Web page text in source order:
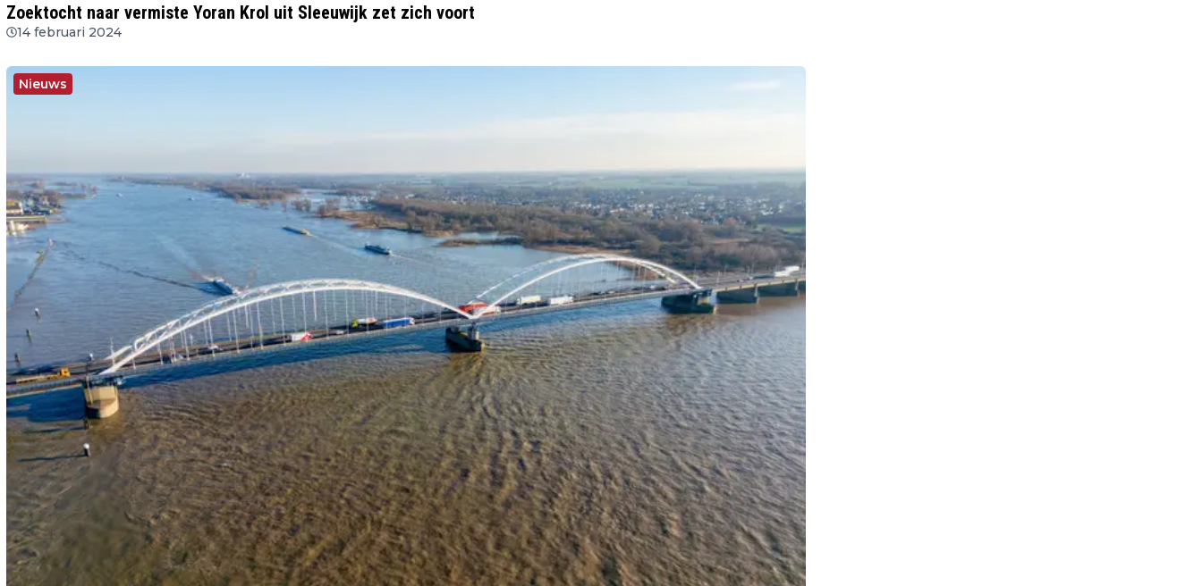
Zoektocht naar vermiste Yoran Krol uit Sleeuwijk zet zich voort
14 februari 2024
Nieuws